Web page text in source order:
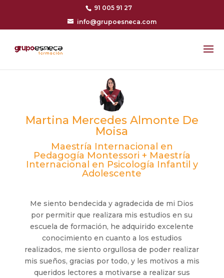
91 005 91 27
info@grupoesneca.com
Martina Mercedes Almonte De
Moisa
Maestría Internacional en
Pedagogía Montessori + Maestría
Internacional en Psicología Infantil y
Adolescente
Me siento bendecida y agradecida de mi Dios
por permitir que realizara mis estudios en su
escuela de formación, he adquirido excelente
conocimiento en cuanto a los estudios
realizados, me siento orgullosa de poder realizar
mis sueños, gracias por todo, y les motivos a mis
queridos lectores a motivarse a realizar sus